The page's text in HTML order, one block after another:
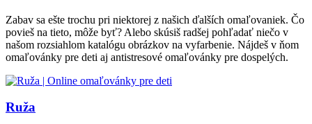
Zabav sa ešte trochu pri niektorej z našich ďalších omaľovaniek. Čo
povieš na tieto, môže byť? Alebo skúsiš radšej pohľadať niečo v
našom rozsiahlom katalógu obrázkov na vyfarbenie. Nájdeš v ňom
omaľovánky pre deti aj antistresové omaľovánky pre dospelých.
Ruža